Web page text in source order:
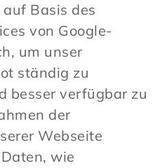
Basis des
von Google-
um unser
ständig zu
besser verfügbar zu
der
Webseite
wie